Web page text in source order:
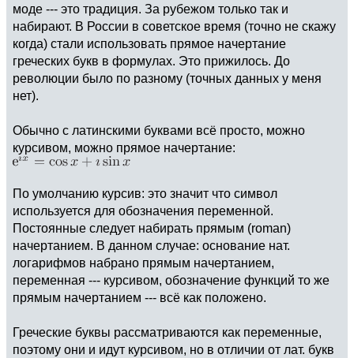
моде --- это традиция. За рубежом только так и
набирают. В России в советское время (точно не скажу
когда) стали использовать прямое начертание
греческих букв в формулах. Это прижилось. До
революции было по разному (точных данных у меня
нет).
Обычно с латинскими буквами всё просто, можно
курсивом, можно прямое начертание:
По умолчанию курсив: это значит что символ
используется для обозначения переменной.
Постоянные следует набирать прямым (roman)
начертанием. В данном случае: основание нат.
логарифмов набрано прямым начертанием,
переменная --- курсивом, обозначение функций то же
прямым начертанием --- всё как положено.
Греческие буквы рассматриваются как переменные,
поэтому они и идут курсивом, но в отличии от лат. букв